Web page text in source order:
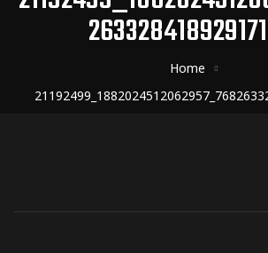
Home